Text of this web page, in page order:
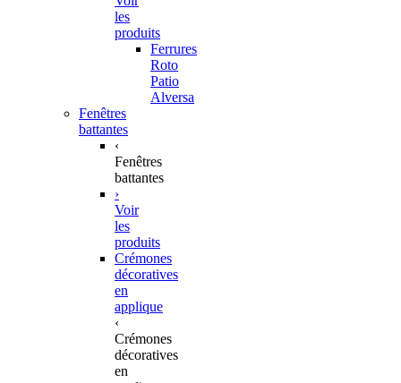
les
produits
Ferrures
Roto
Patio
Alversa
Fenêtres
battantes
‹
Fenêtres
battantes
›
Voir
les
produits
Crémones
décoratives
en
applique
‹
Crémones
décoratives
en